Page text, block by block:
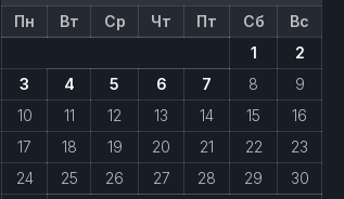
Пн
Вт Ср Чт Пт Сб
Вс
1
2
3
4 5 6 7 8
9
10
11 12 13 14 15
16
17
18 19 20 21 22
23
24
25 26 27 28 29
30